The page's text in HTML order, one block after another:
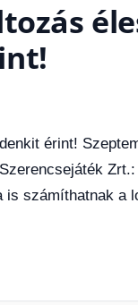
érint!
Zrt.:
számíthatnak a